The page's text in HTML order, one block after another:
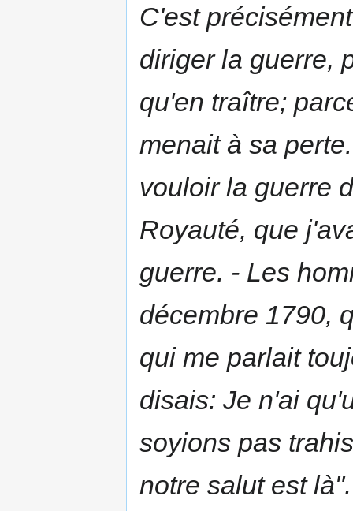
C'est
diriger la guerre,
qu'en traître;
menait à sa
vouloir la guerre
Royauté, que
guerre. - Les
décembre 1790,
qui me parlait
disais: Je n'ai
soyions pas
notre salut est là